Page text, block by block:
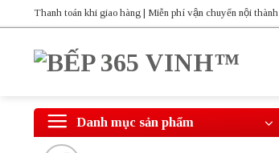
Thanh toán khi giao hàng | Miễn phí vận chuyển nội thành
Danh mục sản phẩm